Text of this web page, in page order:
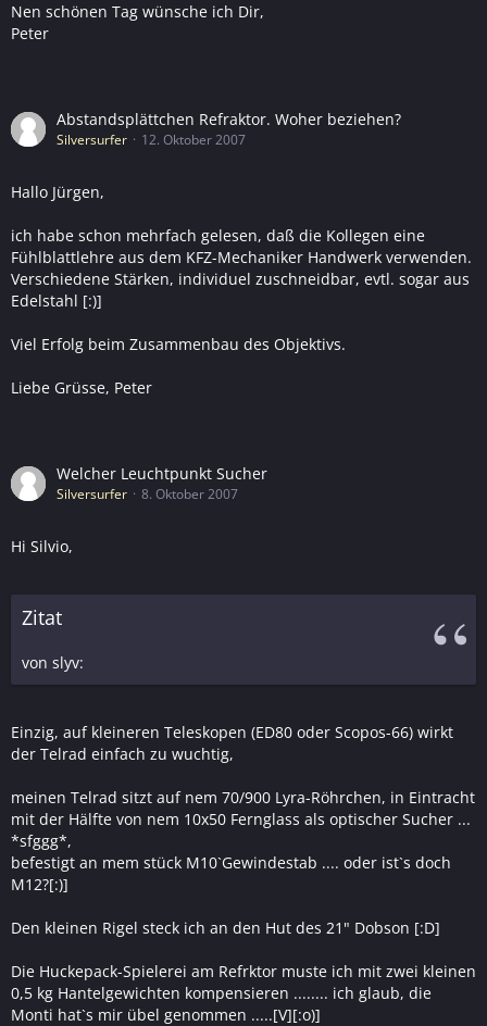
Nen schönen Tag wünsche ich Dir,
Peter
Abstandsplättchen Refraktor. Woher beziehen?
Silversurfer 12. Oktober 2007
Hallo Jürgen,
ich habe schon mehrfach gelesen, daß die Kollegen eine
Fühlblattlehre aus dem KFZ-Mechaniker Handwerk verwenden.
Verschiedene Stärken, individuel zuschneidbar, evtl. sogar aus
Edelstahl [:)]
Viel Erfolg beim Zusammenbau des Objektivs.
Liebe Grüsse, Peter
Welcher Leuchtpunkt Sucher
Silversurfer 8. Oktober 2007
Hi Silvio,
Zitat
von slyv:
Einzig, auf kleineren Teleskopen (ED80 oder Scopos-66) wirkt
der Telrad einfach zu wuchtig,
meinen Telrad sitzt auf nem 70/900 Lyra-Röhrchen, in Eintracht
mit der Hälfte von nem 10x50 Fernglass als optischer Sucher ...
*sfggg*,
befestigt an mem stück M10`Gewindestab .... oder ist`s doch
M12?[:)]
Den kleinen Rigel steck ich an den Hut des 21" Dobson [:D]
Die Huckepack-Spielerei am Refrktor muste ich mit zwei kleinen
0,5 kg Hantelgewichten kompensieren ........ ich glaub, die
Monti hat`s mir übel genommen .....[V][:o)]